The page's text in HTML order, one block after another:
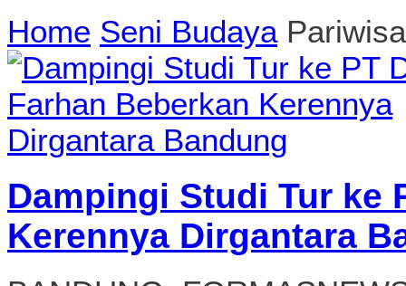
Home Seni Budaya
Dampingi Studi Tur ke
Kerennya Dirgantara